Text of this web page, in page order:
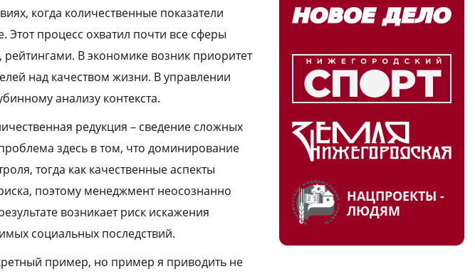
когда количественные показатели
процесс охватил почти все сферы
рейтингами. В экономике возник приоритет
над качеством жизни. В управлении
анализу контекста.
редукция – сведение сложных
здесь в том, что доминирование
тогда как качественные аспекты
поэтому менеджмент неосознанно
возникает риск искажения
социальных последствий.
пример, но пример я приводить не
НАЦПРОЕКТЫ -
ЛЮДЯМ